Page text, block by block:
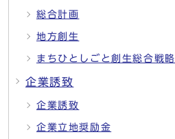
総合計画
地方創生
まちひとしごと創生総合戦略
企業誘致
企業誘致
企業立地奨励金